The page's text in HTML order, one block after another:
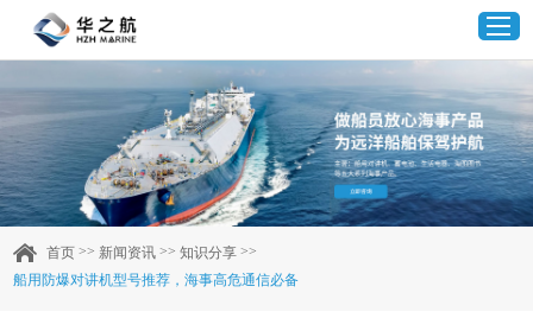
首页
产品中心
企业实力
首页 >> 新闻资讯 >>知识分享 >>
船用防爆对讲机型号推荐，海事高危通信必备